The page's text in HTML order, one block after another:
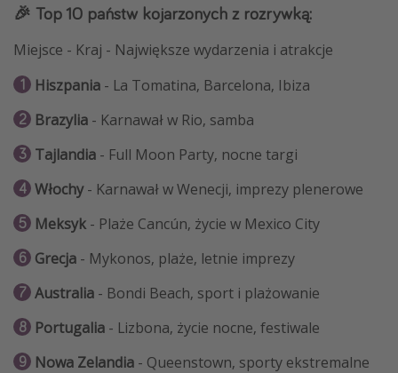
🎉 Top 10 państw kojarzonych z rozrywką:
Miejsce - Kraj - Największe wydarzenia i atrakcje
Hiszpania - La Tomatina, Barcelona, Ibiza
Brazylia - Karnawał w Rio, samba
Tajlandia - Full Moon Party, nocne targi
Włochy- Karnawał w Wenecji, imprezy plenerowe
Meksyk - Plaże Cancún, życie w Mexico City
Grecja - Mykonos, plaże, letnie imprezy
Australia - Bondi Beach, sport i plażowanie
Portugalia - Lizbona, życie nocne, festiwale
Nowa Zelandia - Queenstown, sporty ekstremalne